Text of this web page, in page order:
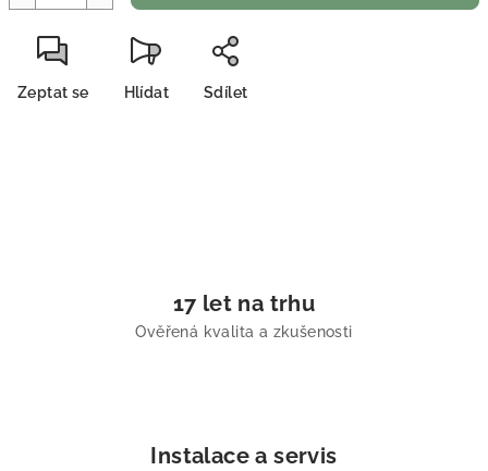
Zeptat se Hlídat Sdílet
17 let na trhu
Ověřená kvalita a zkušenosti
Instalace a servis